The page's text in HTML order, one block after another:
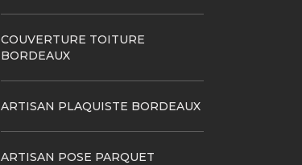
COUVERTURE TOITURE
BORDEAUX
ARTISAN PLAQUISTE BORDEAUX
ARTISAN POSE PARQUET